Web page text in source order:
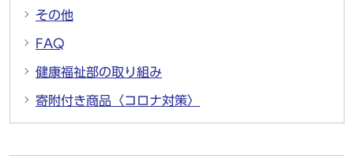
その他
FAQ
健康福祉部の取り組み
寄附付き商品〈コロナ対策〉